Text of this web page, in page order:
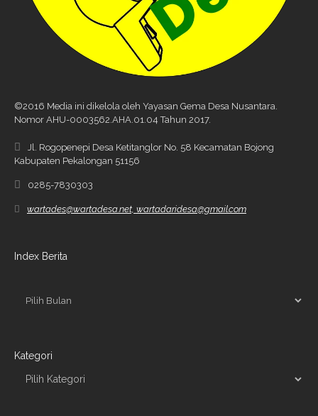
©2016 Media ini dikelola oleh Yayasan Gema Desa Nusantara.
Nomor AHU-0003562.AHA.01.04 Tahun 2017.
Jl. Rogopenepi Desa Ketitanglor No. 58 Kecamatan Bojong
Kabupaten Pekalongan 51156
0285-7830303
wartades@wartadesa.net, wartadaridesa@gmail.com
Index Berita
Kategori